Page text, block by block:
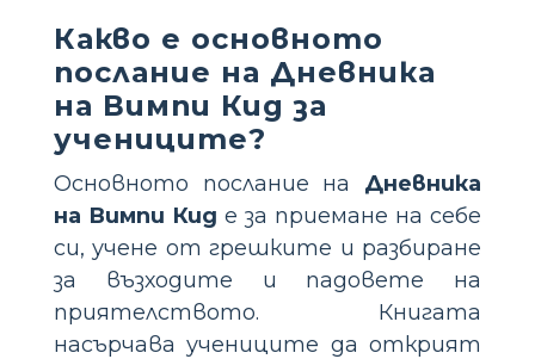
Какво е основното
послание на Дневника
на Вимпи Кид за
учениците?
Основното послание на Дневника
на Вимпи Кид е за приемане на себе
си, учене от грешките и разбиране
за възходите и падовете на
приятелството. Книгата
насърчава учениците да открият